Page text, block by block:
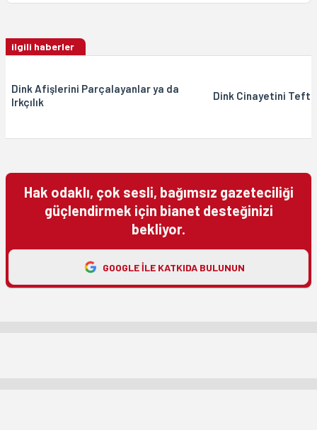
ilgili haberler
Dink Afişlerini Parçalayanlar ya da
Irkçılık
Dink Cinayetini
Hak odaklı, çok sesli, bağımsız gazeteciliği
güçlendirmek için bianet desteğinizi
bekliyor.
GOOGLE ILE KATKIDA BULUNUN